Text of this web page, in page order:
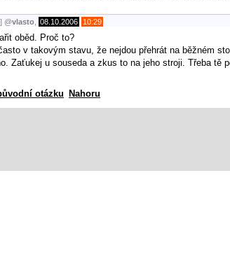
@vlasto 08.10.2006 10:29
oběd. Proč to?
v takovým stavu, že nejdou přehrát na běžném
Zaťukej u souseda a zkus to na jeho stroji. Třeba tě
otázku Nahoru